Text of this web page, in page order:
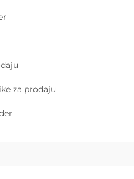
za prodaju